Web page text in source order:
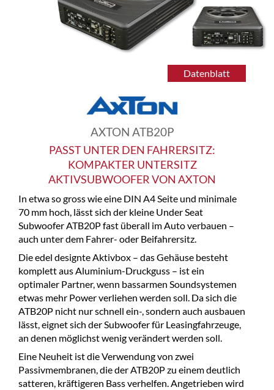
AXTON ATB20P
Datenblatt
PASST UNTER DEN FAHRERSITZ:
KOMPAKTER UNTERSITZ
AKTIVSUBWOOFER VON AXTON
In etwa so gross wie eine DIN A4 Seite und minimale
70 mm hoch, lässt sich der kleine Under Seat
Subwoofer ATB20P fast überall im Auto verbauen –
auch unter dem Fahrer- oder Beifahrersitz.
Die edel designte Aktivbox – das Gehäuse besteht
komplett aus Aluminium-Druckguss – ist ein
optimaler Partner, wenn bassarmen Soundsystemen
etwas mehr Power verliehen werden soll. Da sich die
ATB20P nicht nur schnell ein-, sondern auch ausbauen
lässt, eignet sich der Subwoofer für Leasingfahrzeuge,
an denen möglichst wenig verändert werden soll.
Eine Neuheit ist die Verwendung von zwei
Passivmembranen, die der ATB20P zu einem deutlich
satteren, kräftigeren Bass verhelfen. Angetrieben wird